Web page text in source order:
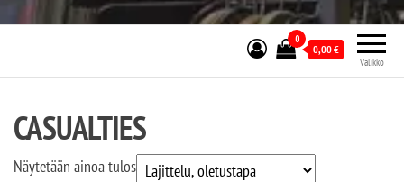
kivijalkakauppa Helsingissä Kallion
sydämessä.
Valikko
0
0,00€
CASUALTIES
Näytetään ainoa tulos